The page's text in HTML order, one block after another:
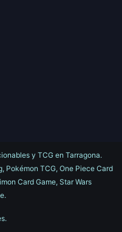
y TCG en Tarragona.
Pokémon TCG, One Piece Card
Card Game, Star Wars